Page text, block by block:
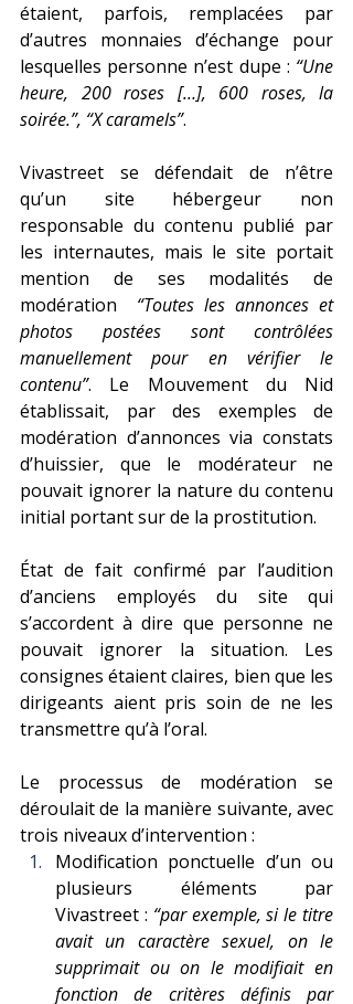
étaient, parfois, remplacées par
d’autres monnaies d’échange pour
lesquelles personne n’est dupe : “Une
heure, 200 roses […], 600 roses, la
soirée.”, “X caramels”.
Vivastreet se défendait de n’être
qu’un site hébergeur non
responsable du contenu publié par
les internautes, mais le site portait
mention de ses modalités de
modération “Toutes les annonces et
photos postées sont contrôlées
manuellement pour en vérifier le
contenu”. Le Mouvement du Nid
établissait, par des exemples de
modération d’annonces via constats
d’huissier, que le modérateur ne
pouvait ignorer la nature du contenu
initial portant sur de la prostitution.
État de fait confirmé par l’audition
d’anciens employés du site qui
s’accordent à dire que personne ne
pouvait ignorer la situation. Les
consignes étaient claires, bien que les
dirigeants aient pris soin de ne les
transmettre qu’à l’oral.
Le processus de modération se
déroulait de la manière suivante, avec
trois niveaux d’intervention :
Modification ponctuelle d’un ou
plusieurs éléments par
Vivastreet : “par exemple, si le titre
avait un caractère sexuel, on le
supprimait ou on le modifiait en
fonction de critères définis par